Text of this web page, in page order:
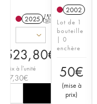
2025 T
523,80€
Prix à l'unité
87,30€
2002
Lot de 1
bouteille
| 0
enchère
50€
(mise à
prix)